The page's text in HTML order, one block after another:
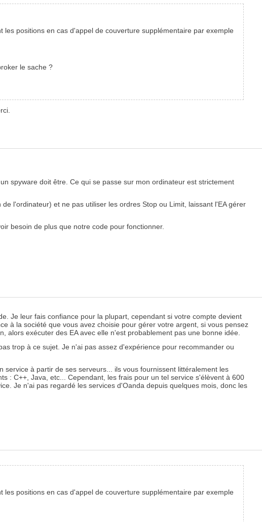
positions en cas d'appel de couverture supplémentaire par exemple
le sache ?
spyware doit être. Ce qui se passe sur mon ordinateur est strictement
l'ordinateur) et ne pas utiliser les ordres Stop ou Limit, laissant l'EA gérer
besoin de plus que notre code pour fonctionner.
Je leur fais confiance pour la plupart, cependant si votre compte devient
à la société que vous avez choisie pour gérer votre argent, si vous pensez
alors exécuter des EA avec elle n'est probablement pas une bonne idée.
trop à ce sujet. Je n'ai pas assez d'expérience pour recommander ou
à partir de ses serveurs... ils vous fournissent littéralement les
: C++, Java, etc... Cependant, les frais pour un tel service s'élèvent à 600
Je n'ai pas regardé les services d'Oanda depuis quelques mois, donc les
positions en cas d'appel de couverture supplémentaire par exemple